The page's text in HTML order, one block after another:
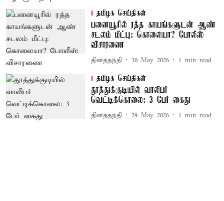
தமிழக செய்திகள்
பனையூரில் ரத்த காயங்களுடன் ஆண்
சடலம் மீட்பு: கொலையா? போலீஸ்
விசாரணை
தினத்தந்தி 30 May 2026 1 min read
தமிழக செய்திகள்
தூத்துக்குடியில் வாலிபர்
வெட்டிக்கொலை: 3 பேர் கைது
தினத்தந்தி 29 May 2026 1 min read